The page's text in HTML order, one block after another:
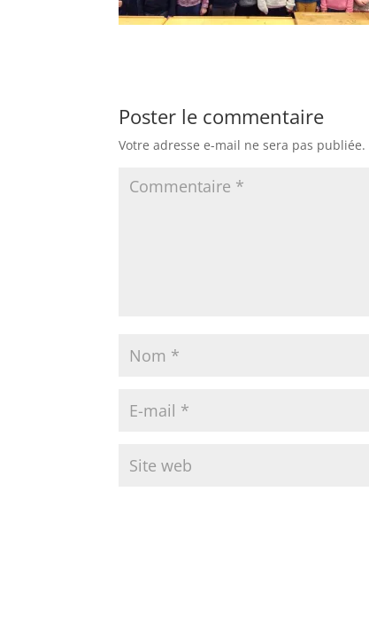
Poster le commentaire
Votre adresse e-mail ne sera pas publiée.